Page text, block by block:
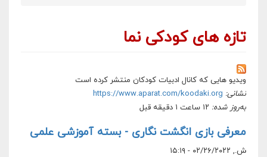
تازه های کودکی نما
ویدیو هایی که کانال ادبیات کودکان منتشر کرده است
نشانی: https://www.aparat.com/koodaki.org
به‌روز شده:
معرفی بازی انگشت نگاری - بسته آموزشی علمی
ش., ۰۲/۲۶/۲۰۲۲ - ۱۵:۱۹